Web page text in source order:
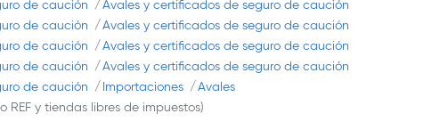
de caución
Avales y certificados de seguro de caución
de caución
Avales y certificados de seguro de caución
de caución
Avales y certificados de seguro de caución
de caución
Avales y certificados de seguro de caución
de caución Importaciones
Avales
y tiendas libres de impuestos)